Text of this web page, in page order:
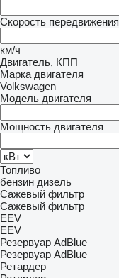
Скорость передвижения
км/ч
Двигатель, КПП
Марка двигателя
Volkswagen
Модель двигателя
Мощность двигателя
Топливо
бензин дизель
Сажевый фильтр
Сажевый фильтр
EEV
EEV
Резервуар AdBlue
Резервуар AdBlue
Ретардер